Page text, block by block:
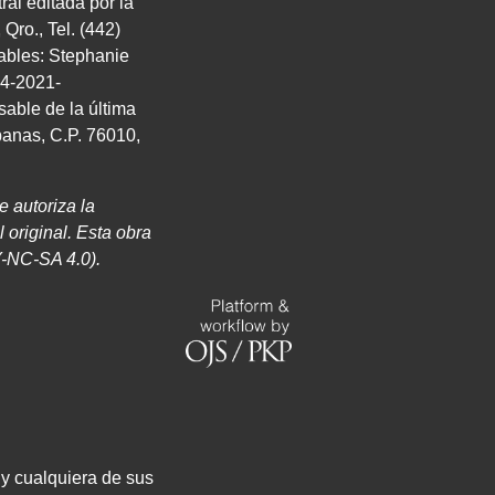
Tel. (442)
Stephanie
2021-
de la última
C.P. 76010,
autoriza la
original. Esta obra
-NC-SA 4.0).
cualquiera de sus